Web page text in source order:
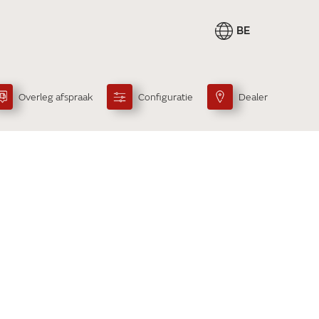
BE
Overleg afspraak Configuratie Dealer